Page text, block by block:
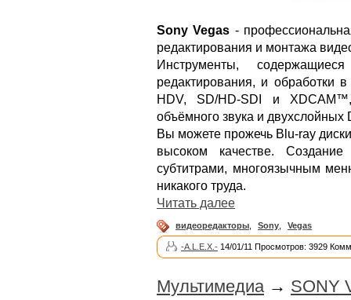
Sony Vegas -
редактирования и монтажа
Инструменты,
редактирования, и обработки
HDV, SD/HD-SDI и XDCAM™,
объёмного звука и двухслойных
Вы можете прожечь Blu-ray
высоком качестве.
субтитрами, многоязычным
никакого труда.
Читать далее
видеоредакторы Sony Vegas
-A.L.E.X.- 14/01/11 Просмотров: 3929
Мультимедиа→ SONY